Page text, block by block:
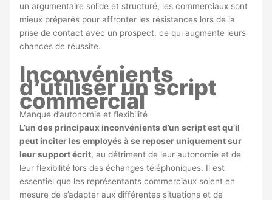
un argumentaire solide et structuré, les commerciaux sont
mieux préparés pour affronter les résistances lors de la
prise de contact avec un prospect, ce qui augmente leurs
chances de réussite.
Inconvénients
d’utiliser un script
commercial
Manque d’autonomie et flexibilité
L’un des principaux inconvénients d’un script est qu’il
peut inciter les employés à se reposer uniquement sur
leur support écrit, au détriment de leur autonomie et de
leur flexibilité lors des échanges téléphoniques. Il est
essentiel que les représentants commerciaux soient en
mesure de s’adapter aux différentes situations et de